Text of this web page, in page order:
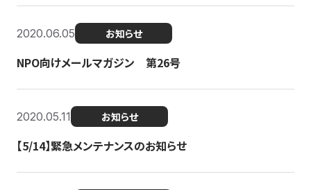
2020.06.05 お知らせ
NPO向けメールマガジン 第26号
2020.05.11 お知らせ
【5/14】緊急メンテナンスのお知らせ